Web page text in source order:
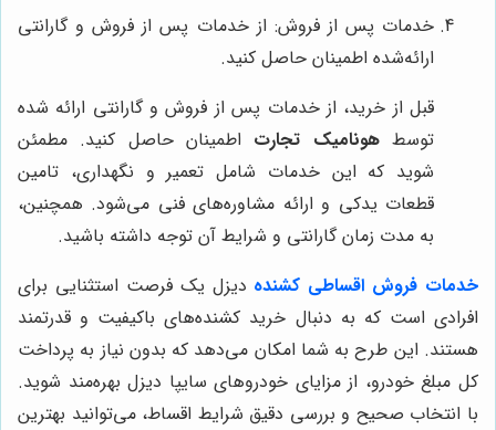
خدمات پس از فروش: از خدمات پس از فروش و گارانتی
ارائه‌شده اطمینان حاصل کنید.
قبل از خرید، از خدمات پس از فروش و گارانتی ارائه شده
توسطهونامیک تجارت اطمینان حاصل کنید. مطمئن
شوید که این خدمات شامل تعمیر و نگهداری، تامین
قطعات یدکی و ارائه مشاوره‌های فنی می‌شود. همچنین،
به مدت زمان گارانتی و شرایط آن توجه داشته باشید.
خدمات فروش اقساطی کشنده دیزل یک فرصت استثنایی برای
افرادی است که به دنبال خرید کشنده‌های باکیفیت و قدرتمند
هستند. این طرح به شما امکان می‌دهد که بدون نیاز به پرداخت
کل مبلغ خودرو، از مزایای خودروهای سایپا دیزل بهره‌مند شوید.
با انتخاب صحیح و بررسی دقیق شرایط اقساط، می‌توانید بهترین